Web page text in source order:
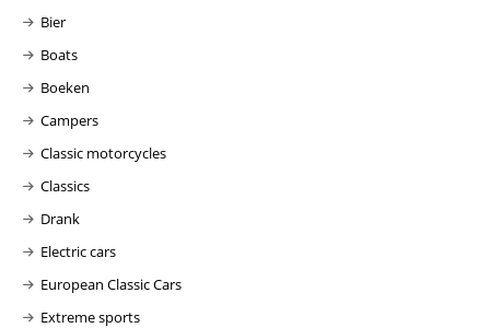
Bier
Boats
Boeken
Campers
Classic motorcycles
Classics
Drank
Electric cars
European Classic Cars
Extreme sports